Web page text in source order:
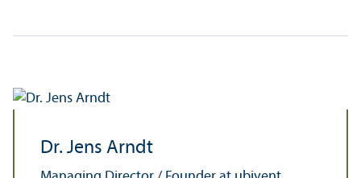
Dr. Jens Arndt